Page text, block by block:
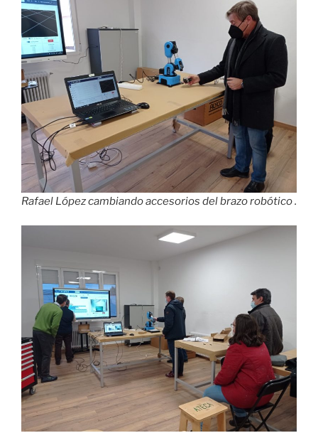
Rafael López cambiando accesorios del brazo robótico .